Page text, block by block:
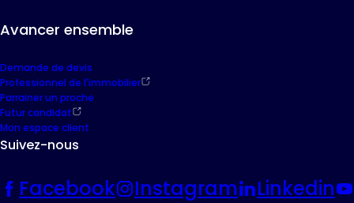
Avancer ensemble
Demande de devis
Professionnel de l'immobilier
Parrainer un proche
Futur candidat
Mon espace client
Suivez-nous
Facebook Instagram Linkedin